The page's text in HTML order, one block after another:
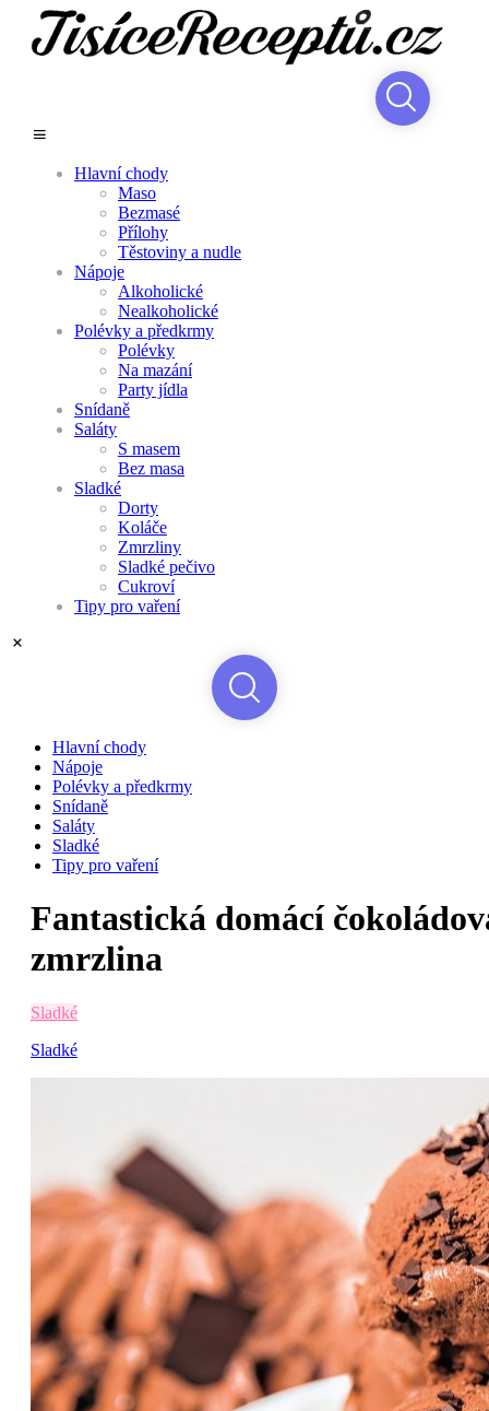
Hlavní chody
Maso
Bezmasé
Přílohy
Těstoviny a nudle
Nápoje
Alkoholické
Nealkoholické
Polévky a předkrmy
Polévky
Na mazání
Party jídla
Snídaně
Saláty
S masem
Bez masa
Sladké
Dorty
Koláče
Zmrzliny
Sladké pečivo
Cukroví
Tipy pro vaření
Hlavní chody
Nápoje
Polévky a předkrmy
Snídaně
Saláty
Sladké
Tipy pro vaření
Fantastická domácí
zmrzlina
Sladké
Sladké